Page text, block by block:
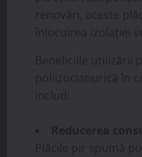
renovări, aceste
înlocuirea izolației
Beneficiile utilizării
poliizocianurică în
includ:
Reducerea
Plăcile pir spumă